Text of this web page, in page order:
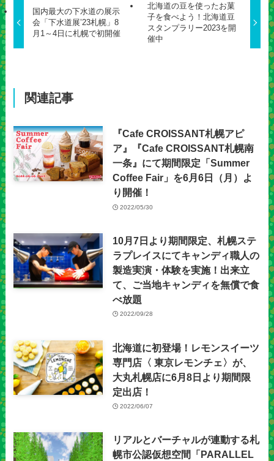
国内最大の下水道の展示
会「下水道展’23札幌」8
月1～4日に札幌で初開催
北海道の豆を使ったお菓
子を食べよう！北海道豆
スタンプラリー2023を開
催中
関連記事
『Cafe CROISSANT札幌アピ
ア』『Cafe CROISSANT札幌南
一条』にて期間限定「Summer
Coffee Fair」を6月6日（月）よ
り開催！
2022/05/30
10月7日より期間限定、札幌ステ
ラプレイスにてキャンディ職人の
製造実演・体験を実施！出来立
て、ご当地キャンディを無償で食
べ放題
2022/09/28
北海道に初登場！レモンスイーツ
専門店〈 東京レモンチェ〉が、
大丸札幌店に6月8日より期間限
定出店！
2022/06/07
リアルとバーチャルが連動する札
幌市公認仮想空間「PARALLEL